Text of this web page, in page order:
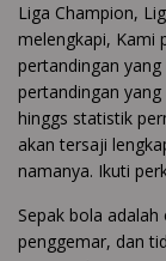
Liga Champion,
melengkapi, Kami
pertandingan
pertandingan
hinggs statistik
akan tersaji
namanya. Ikuti
Sepak bola
penggemar, dan